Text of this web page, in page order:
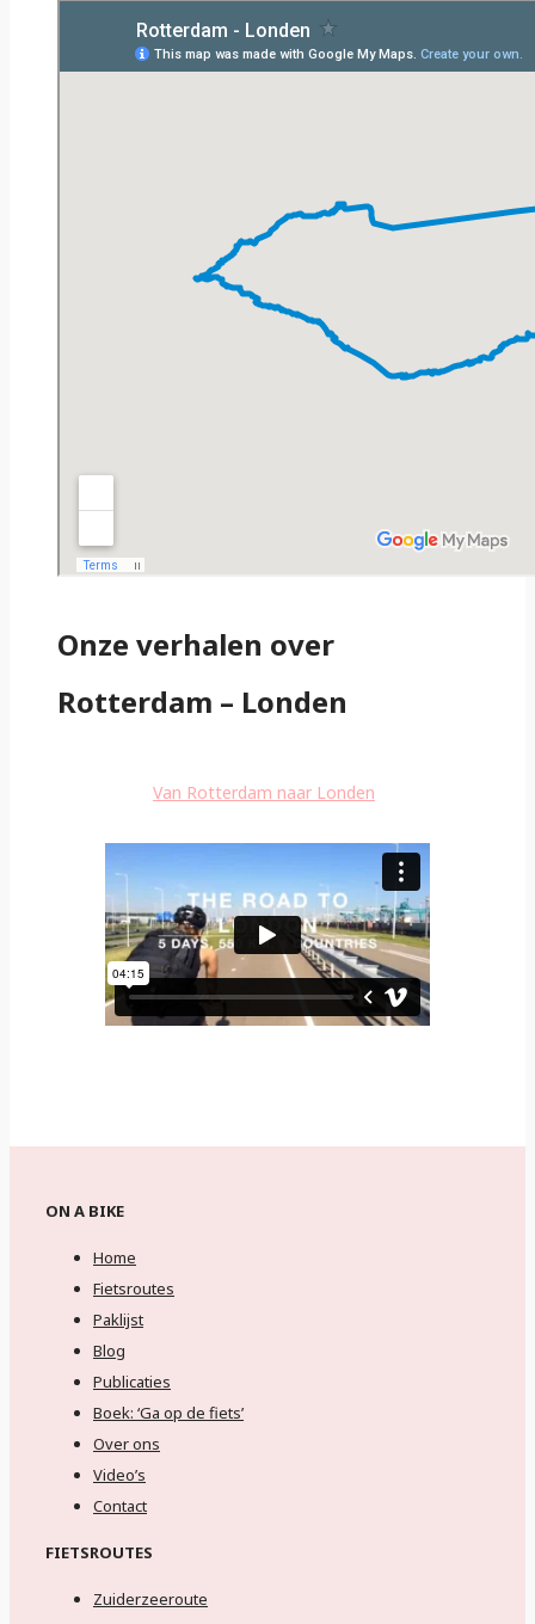
Onze verhalen over
Rotterdam – Londen
Van Rotterdam naar Londen
ON A BIKE
Home
Fietsroutes
Paklijst
Blog
Publicaties
Boek: ‘Ga op de fiets’
Over ons
Video’s
Contact
FIETSROUTES
Zuiderzeeroute